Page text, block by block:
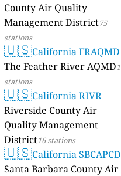
County Air Quality
Management District75
stations
🇺🇸California FRAQMD
The Feather River AQMD1
stations
🇺🇸California RIVR
Riverside County Air
Quality Management
District16 stations
🇺🇸California SBCAPCD
Santa Barbara County Air